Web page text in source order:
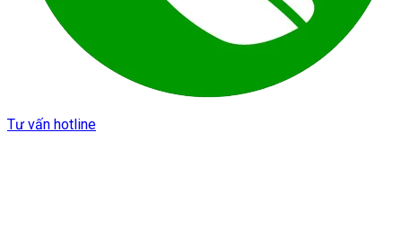
Tư vấn hotline